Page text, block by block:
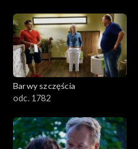
Barwy szczęścia
odc. 1782